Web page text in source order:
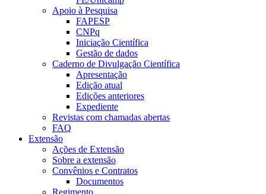
Apoio à Pesquisa
FAPESP
CNPq
Iniciação Científica
Gestão de dados
Caderno de Divulgação Científica
Apresentação
Edição atual
Edições anteriores
Expediente
Revistas com chamadas abertas
FAQ
Extensão
Ações de Extensão
Sobre a extensão
Convênios e Contratos
Documentos
Regimento